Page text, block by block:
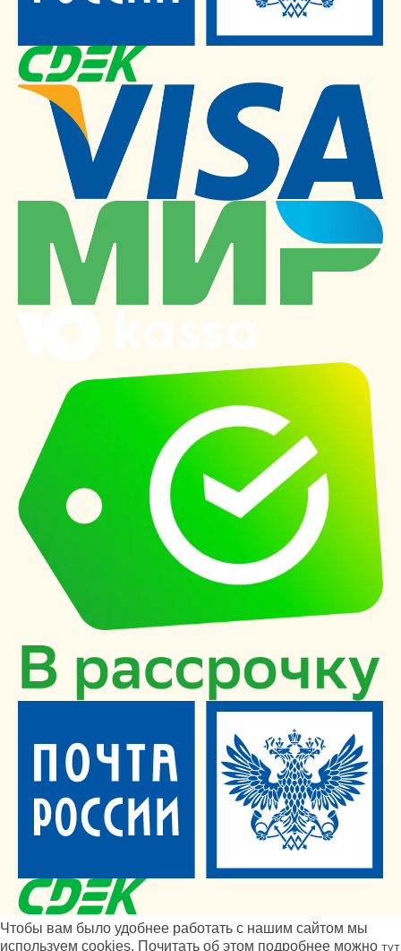
Чтобы вам было удобнее работать с нашим сайтом мы
используем cookies. Почитать об этом подробнее можно тут